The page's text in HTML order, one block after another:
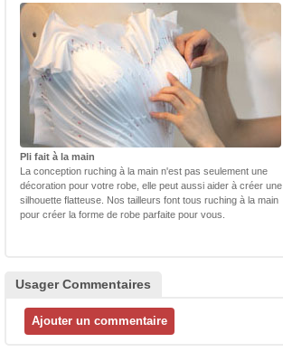
Pli fait à la main
La conception ruching à la main n'est pas seulement une
décoration pour votre robe, elle peut aussi aider à créer une
silhouette flatteuse. Nos tailleurs font tous ruching à la main
pour créer la forme de robe parfaite pour vous.
Usager Commentaires